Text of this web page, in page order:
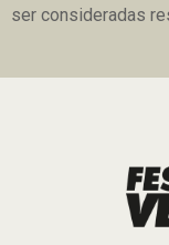
ser consideradas